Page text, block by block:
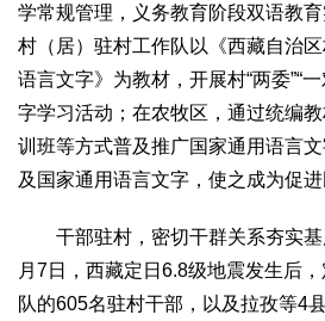
学常规管理，义务教育阶段双语教
村（居）驻村工作队以《西藏自治
语言文字》为教材，开展村“两委”“
字学习活动；在农牧区，通过统编
训班等方式普及推广国家通用语言
及国家通用语言文字，使之成为促进
干部驻村，密切干群关系夯实基
月7日，西藏定日6.8级地震发生后
队的605名驻村干部，以及拉孜等4